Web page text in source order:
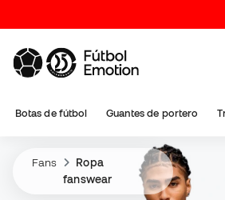
Botas de fútbol Guantes de portero
Fans
Ropa
fanswear